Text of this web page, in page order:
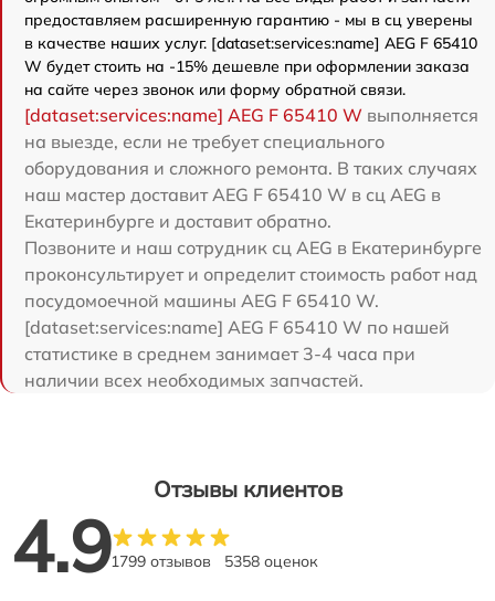
предоставляем расширенную гарантию - мы в сц уверены
в качестве наших услуг. [dataset:services:name] AEG F 65410
W будет стоить на -15% дешевле при оформлении заказа
на сайте через звонок или форму обратной связи.
[dataset:services:name] AEG F 65410 W выполняется
на выезде, если не требует специального
оборудования и сложного ремонта. В таких случаях
наш мастер доставит AEG F 65410 W в сц AEG в
Екатеринбурге и доставит обратно.
Позвоните и наш сотрудник сц AEG в Екатеринбурге
проконсультирует и определит стоимость работ над
посудомоечной машины AEG F 65410 W.
[dataset:services:name] AEG F 65410 W по нашей
статистике в среднем занимает 3-4 часа при
наличии всех необходимых запчастей.
Отзывы клиентов
4.91799 отзывов 5358 оценок